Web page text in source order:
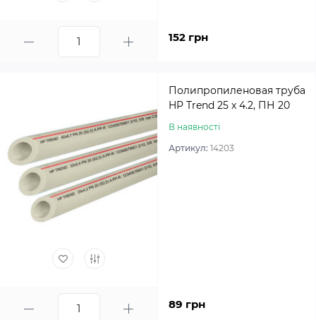
152 грн
Полипропиленовая труба
HP Trend 25 x 4.2, ПН 20
В наявності
Артикул: 14203
89 грн